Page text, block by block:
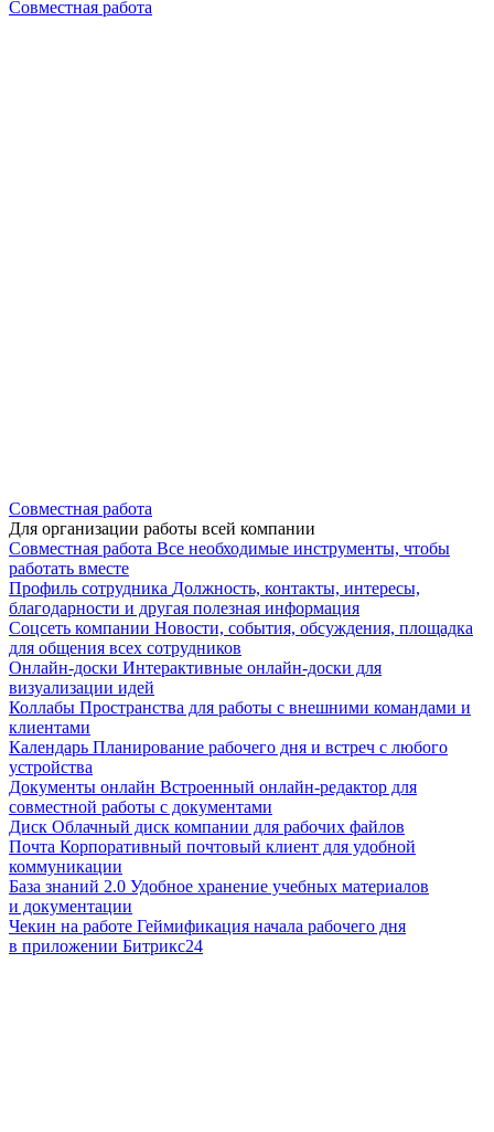
Совместная работа
Совместная работа
Для организации работы всей компании
Совместная работа Все необходимые инструменты, чтобы
работать вместе
Профиль сотрудника Должность, контакты, интересы,
благодарности и другая полезная информация
Соцсеть компании Новости, события, обсуждения, площадка
для общения всех сотрудников
Онлайн-доски Интерактивные онлайн-доски для
визуализации идей
Коллабы Пространства для работы с внешними командами и
клиентами
Календарь Планирование рабочего дня и встреч с любого
устройства
Документы онлайн Встроенный онлайн-редактор для
совместной работы с документами
Диск Облачный диск компании для рабочих файлов
Почта Корпоративный почтовый клиент для удобной
коммуникации
База знаний 2.0 Удобное хранение учебных материалов
и документации
Чекин на работе Геймификация начала рабочего дня
в приложении Битрикс24